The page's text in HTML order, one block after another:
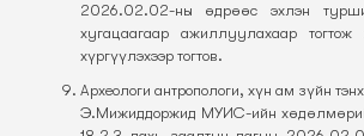
2026.02.02-ны өдрөөс эхлэн
хугацаагаар ажиллуулахаар тогтож
хүргүүлэхээр тогтов.
Археологи антропологи, хүн ам зүйн
Э.Мижиддоржид МУИС-ийн